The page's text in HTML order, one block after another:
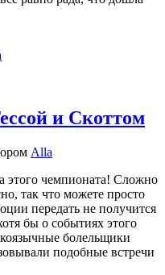
и Скоттом
Alla
этого чемпионата! Сложно
так что можете просто
передать не получится
бы о событиях этого
болельщики
подобные встречи